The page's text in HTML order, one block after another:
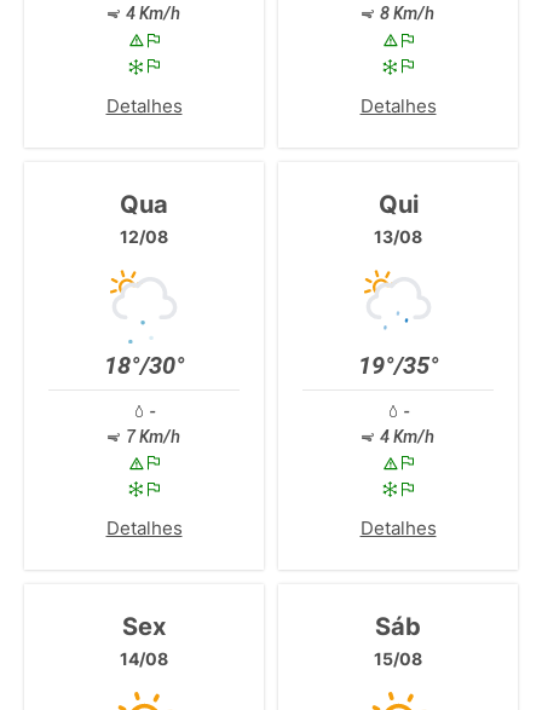
4 Km/h
Detalhes
8 Km/h
Detalhes
Qua
12/08
18°/30°
-
7 Km/h
Detalhes
Qui
13/08
19°/35°
-
4 Km/h
Detalhes
Sex
14/08
Sáb
15/08